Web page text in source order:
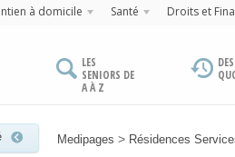
à domicile Santé Droits et
LES
SENIORS DE
A À Z
Medipages > Résidences